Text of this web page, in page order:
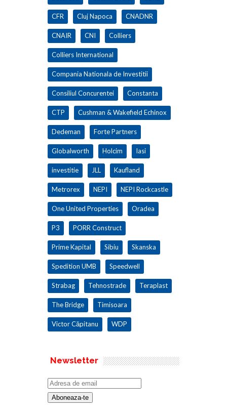
CFR Cluj Napoca CNADNR
CNAIR CNI Colliers
Colliers International
Compania Nationala de Investitii
Consiliul Concurentei Constanta
CTP Cushman & Wakefield Echinox
Dedeman Forte Partners
Globalworth Holcim Iasi
investitie JLL Kaufland
Metrorex NEPI NEPI Rockcastle
One United Properties Oradea
P3 PORR Construct
Prime Kapital Sibiu Skanska
Spedition UMB Speedwell
Strabag Tehnostrade Teraplast
The Bridge Timisoara
Victor Căpitanu WDP
Newsletter